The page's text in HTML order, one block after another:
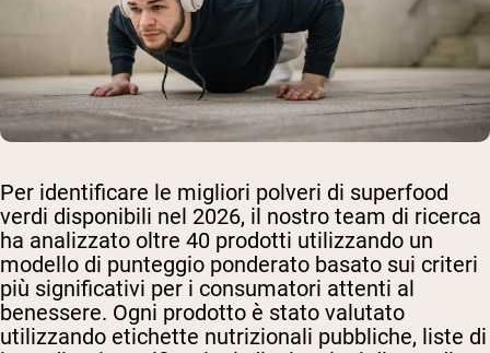
Per identificare le migliori polveri di superfood
verdi disponibili nel 2026, il nostro team di ricerca
ha analizzato oltre 40 prodotti utilizzando un
modello di punteggio ponderato basato sui criteri
più significativi per i consumatori attenti al
benessere. Ogni prodotto è stato valutato
utilizzando etichette nutrizionali pubbliche, liste di